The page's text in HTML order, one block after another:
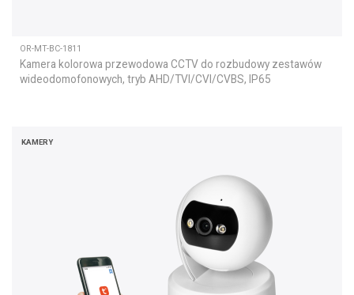
OR-MT-BC-1811
Kamera kolorowa przewodowa CCTV do rozbudowy zestawów
wideodomofonowych, tryb AHD/TVI/CVI/CVBS, IP65
KAMERY